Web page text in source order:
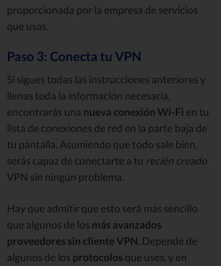
proporcionada por la empresa de servicios
que usas.
Paso 3: Conecta tu VPN
Si sigues todas las instrucciones anteriores y
llenas toda la información necesaria,
encontrarás una nueva conexión Wi-Fi en tu
lista de conexiones de red en la parte baja de
tu pantalla. Asumiendo que todo sale bien,
serás capaz de conectarte a tu recién creado
VPN sin ningún problema.
Hay que admitir que esto será más sencillo
que algunos de los más avanzados
proveedores sin cliente VPN . Depende de
algunos de los protocolos que uses, y en